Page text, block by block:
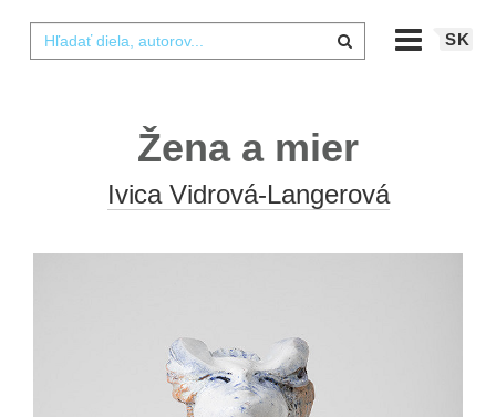
SK
Žena a mier
Ivica Vidrová-Langerová